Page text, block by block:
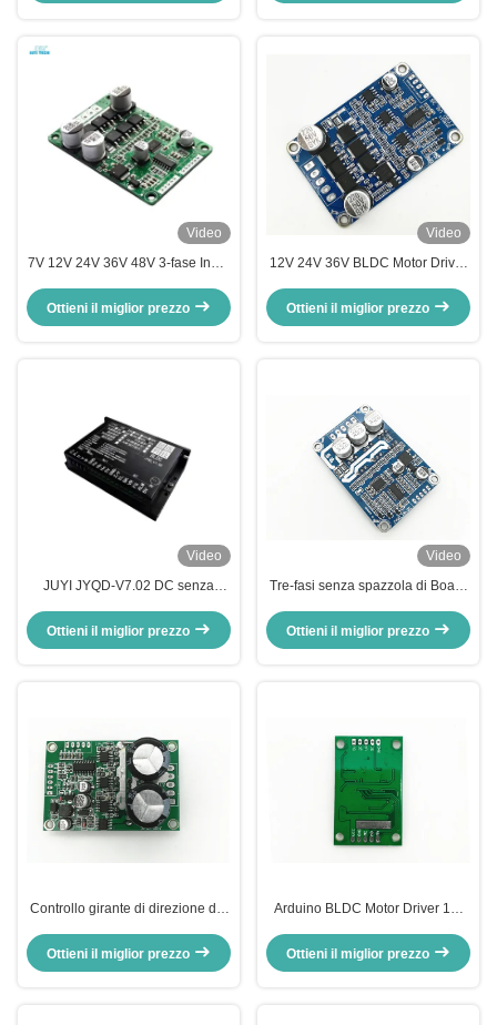
Video
7V 12V 24V 36V 48V 3-fase Input
controllo della velocità per
sensore Motor Controller JYQD-
Ottieni il miglior prezzo
Video
12V 24V 36V BLDC Motor Driver
corrente continua senza sensore
a 3 fasi JYQD-V8.3B
Ottieni il miglior prezzo
Video
JUYI JYQD-V7.02 DC senza
Driver Board Low Voltage High
Power Motor Controller
Ottieni il miglior prezzo
Video
Tre-fasi senza spazzola di Board
motore di 12V-36V JUYI per il
motore senza spazzola di
Ottieni il miglior prezzo
Controllo girante di direzione del
Speed Controller Duty del driver
del motore di 3 fasi
Ottieni il miglior prezzo
Arduino BLDC Motor Driver 12-
impulso segnale di uscita Motor
controller
Ottieni il miglior prezzo